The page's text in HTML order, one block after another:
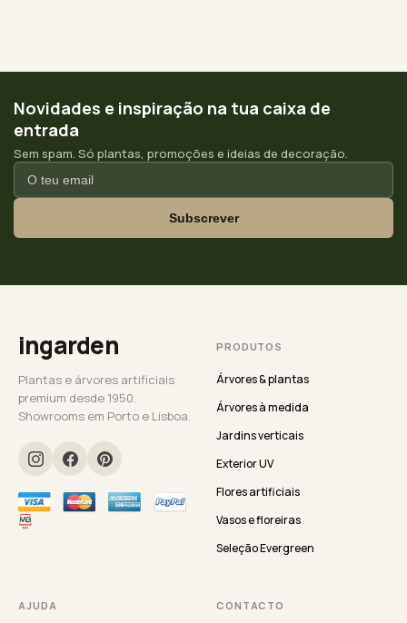
Novidades e inspiração na tua caixa de
entrada
Sem spam. Só plantas, promoções e ideias de decoração.
Subscrever
ingarden
Plantas e árvores artificiais
premium desde 1950.
Showrooms em Porto e Lisboa.
PRODUTOS
Árvores & plantas
Árvores à medida
Jardins verticais
Exterior UV
Flores artificiais
Vasos e floreiras
Seleção Evergreen
AJUDA CONTACTO